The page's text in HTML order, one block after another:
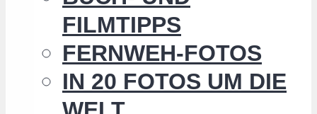
FILMTIPPS
FERNWEH-FOTOS
IN 20 FOTOS UM DIE